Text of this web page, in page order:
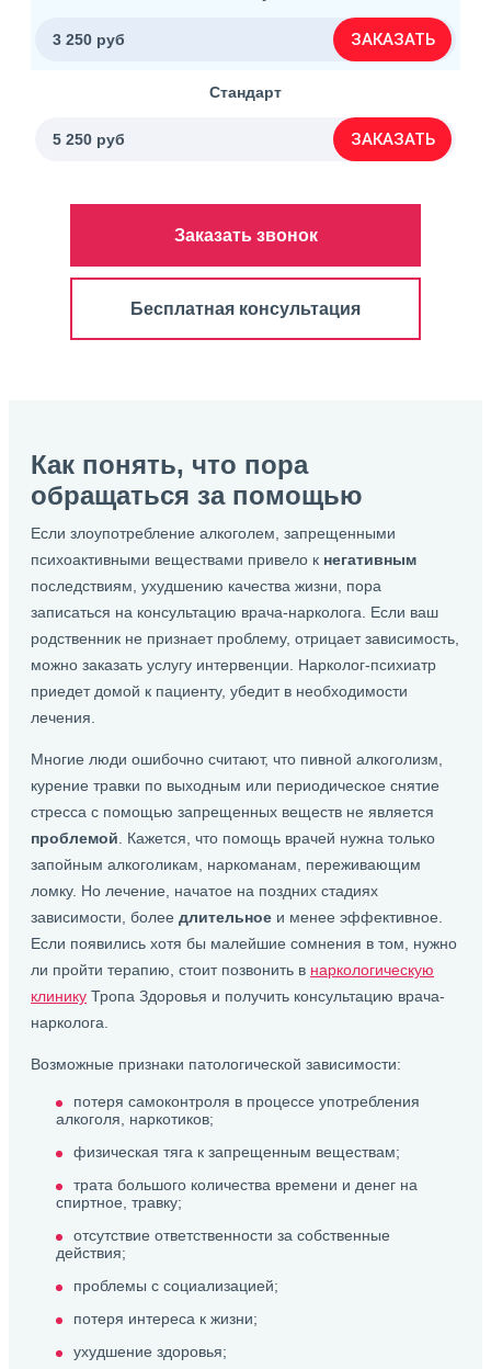
3 250 руб ЗАКАЗАТЬ
Стандарт
5 250 руб ЗАКАЗАТЬ
Заказать звонок
Бесплатная консультация
Как понять, что пора
обращаться за помощью
Если злоупотребление алкоголем, запрещенными
психоактивными веществами привело к негативным
последствиям, ухудшению качества жизни, пора
записаться на консультацию врача-нарколога. Если ваш
родственник не признает проблему, отрицает зависимость,
можно заказать услугу интервенции. Нарколог-психиатр
приедет домой к пациенту, убедит в необходимости
лечения.
Многие люди ошибочно считают, что пивной алкоголизм,
курение травки по выходным или периодическое снятие
стресса с помощью запрещенных веществ не является
проблемой . Кажется, что помощь врачей нужна только
запойным алкоголикам, наркоманам, переживающим
ломку. Но лечение, начатое на поздних стадиях
зависимости, более длительное и менее эффективное.
Если появились хотя бы малейшие сомнения в том, нужно
ли пройти терапию, стоит позвонить в наркологическую
клинику Тропа Здоровья и получить консультацию врача-
нарколога.
Возможные признаки патологической зависимости:
потеря самоконтроля в процессе употребления
алкоголя, наркотиков;
физическая тяга к запрещенным веществам;
трата большого количества времени и денег на
спиртное, травку;
отсутствие ответственности за собственные
действия;
проблемы с социализацией;
потеря интереса к жизни;
ухудшение здоровья;